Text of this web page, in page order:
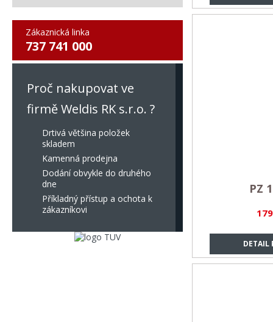
Zákaznická linka
737 741 000
Proč nakupovat ve
firmě Weldis RK s.r.o. ?
Drtivá většina položek
skladem
Kamenná prodejna
Dodání obvykle do druhého
dne
Příkladný přístup a ochota k
zákazníkovi
DETAIL
PZ